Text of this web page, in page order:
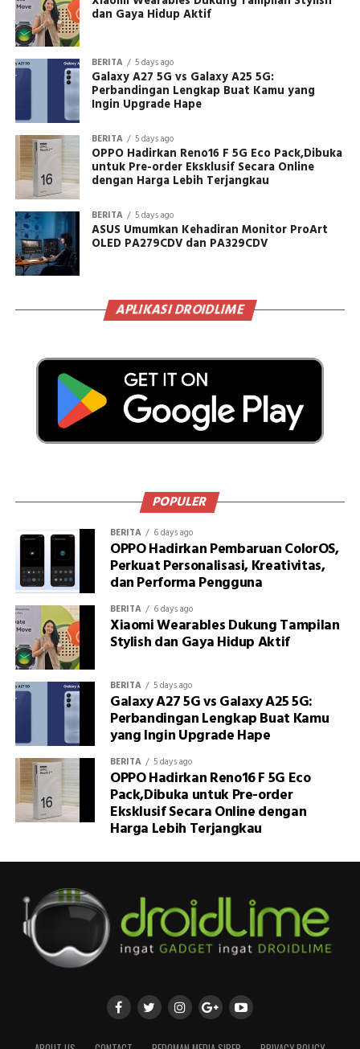
dan Gaya Hidup Aktif
BERITA 5 days ago
Galaxy A27 5G vs Galaxy A25 5G:
Perbandingan Lengkap Buat Kamu yang
Ingin Upgrade Hape
BERITA 5 days ago
OPPO Hadirkan Reno16 F 5G Eco Pack,Dibuka
untuk Pre-order Eksklusif Secara Online
dengan Harga Lebih Terjangkau
BERITA 5 days ago
ASUS Umumkan Kehadiran Monitor ProArt
OLED PA279CDV dan PA329CDV
APLIKASI DROIDLIME
POPULER
BERITA 6 days ago
OPPO Hadirkan Pembaruan ColorOS,
Perkuat Personalisasi, Kreativitas,
dan Performa Pengguna
BERITA 6 days ago
Xiaomi Wearables Dukung Tampilan
Stylish dan Gaya Hidup Aktif
BERITA 5 days ago
Galaxy A27 5G vs Galaxy A25 5G:
Perbandingan Lengkap Buat Kamu
yang Ingin Upgrade Hape
BERITA 5 days ago
OPPO Hadirkan Reno16 F 5G Eco
Pack,Dibuka untuk Pre-order
Eksklusif Secara Online dengan
Harga Lebih Terjangkau